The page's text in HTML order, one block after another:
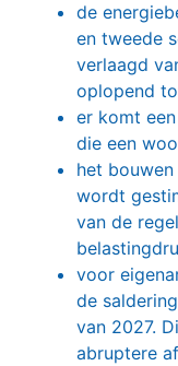
de
en tweede
verlaagd
oplopend
er komt
die een
het
wordt
van de
voor
de
van 2027.
abruptere